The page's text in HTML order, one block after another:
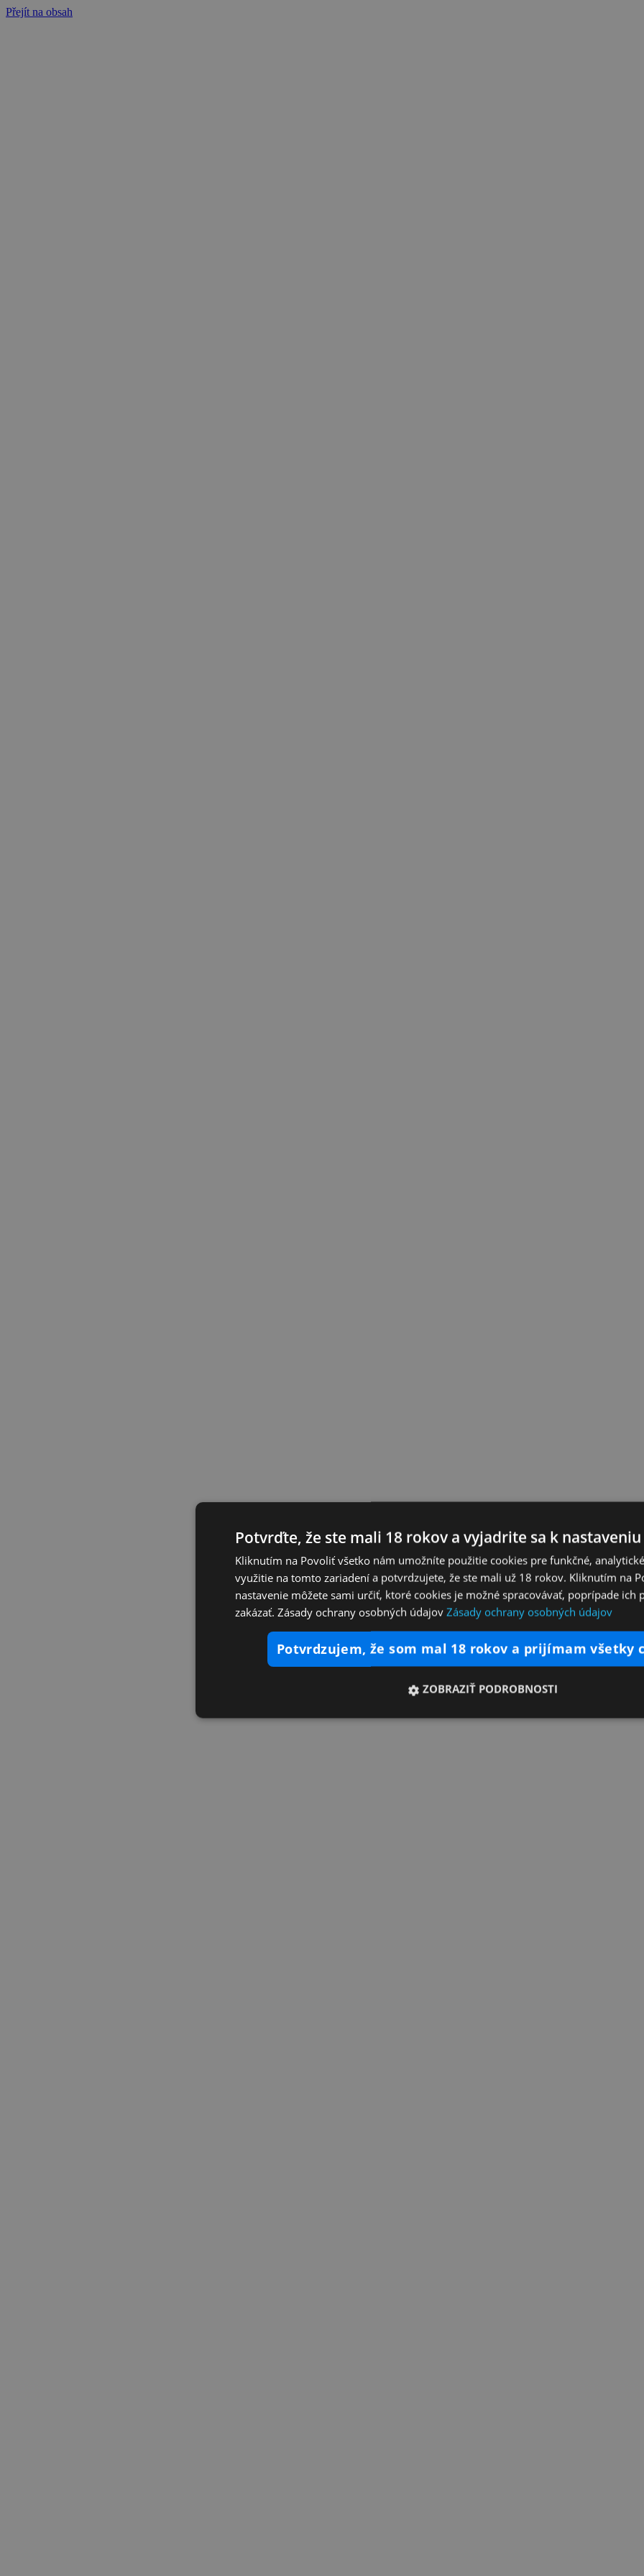
Přejít na obsah
Potvrďte, že ste mali 18 rokov a vyjadrite sa k
Kliknutím na Povoliť všetko nám umožníte použitie cookies pre funkčné,
využitie na tomto zariadení a potvrdzujete, že ste mali už 18 rokov. Kliknutím na
nastavenie môžete sami určiť, ktoré cookies je možné spracovávať, poprípade ich
zakázať. Zásady ochrany osobných údajov Zásady ochrany osobných údajov
potvrdzujem, že som mal 18 rokov a prijímam všetky
ZOBRAZIŤ PODROBNOSTI